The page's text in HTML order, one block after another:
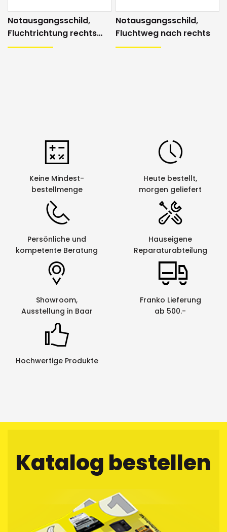
Notausgangsschild,
Fluchtrichtung rechts
aufwärts
Notausgangsschild,
Fluchtweg nach rechts
Keine Mindest-
bestellmenge
Heute bestellt,
morgen geliefert
Persönliche und
kompetente Beratung
Hauseigene
Reparaturabteilung
Showroom,
Ausstellung in Baar
Franko Lieferung
ab 500.-
Hochwertige Produkte
Katalog bestellen